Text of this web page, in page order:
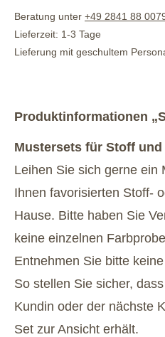
Beratung unter +49 2841 88
Lieferzeit: 1-3 Tage
Lieferung mit geschultem
Produktinformationen
Mustersets für Stoff und
Leihen Sie sich gerne ein
Ihnen favorisierten Stoff-
Hause. Bitte haben Sie
keine einzelnen
Entnehmen Sie bitte
So stellen Sie sicher,
Kundin oder der nächste
Set zur Ansicht erhält.